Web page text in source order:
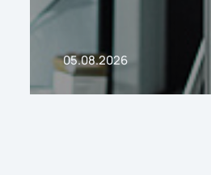
05.08.2026